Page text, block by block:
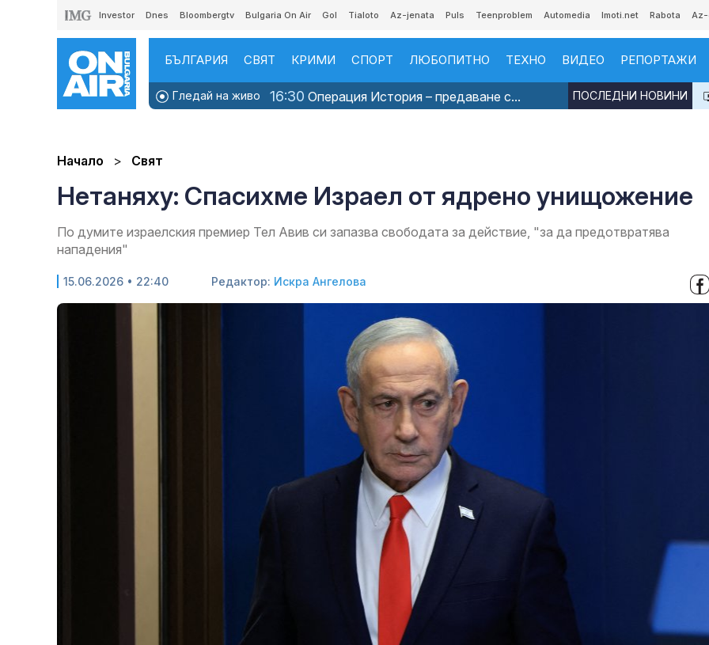
Investor Dnes Bloombergtv Bulgaria On Air Gol Tialoto Az-jenata Puls Teenproblem Automedia Imoti.net Rabota
БЪЛГАРИЯ СВЯТ КРИМИ СПОРТ ЛЮБОПИТНО ТЕХНО ВИДЕО РЕПОРТАЖИ
Гледай на живо 16:30 Операция История – предаване с... ПОСЛЕДНИ НОВИНИ
Начало Свят
Нетаняху: Спасихме Израел от ядрено унищожение
По думите израелския премиер Тел Авив си запазва свободата за действие, "за да предотвратява
нападения"
15.06.2026 • 22:40 Редактор: Искра Ангелова